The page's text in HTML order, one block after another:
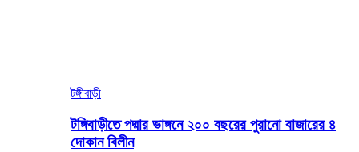
টঙ্গীবাড়ী
টঙ্গিবাড়ীতে পদ্মার ভাঙ্গনে ২০০ বছরের পুরানো বাজারের ৪
দোকান বিলীন